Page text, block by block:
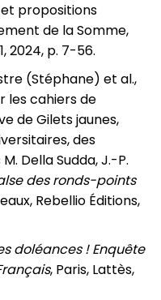
propositions
de la Somme,
2024, p. 7-56.
(Stéphane) et al.,
les cahiers de
de Gilets jaunes,
des
Della Sudda, J.-P.
des ronds-points
Rebellio Éditions,
doléances ! Enquête
, Paris, Lattès,